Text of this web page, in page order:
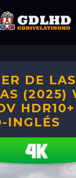
DE LAS
(2025)
HDR10+
INGLÉS